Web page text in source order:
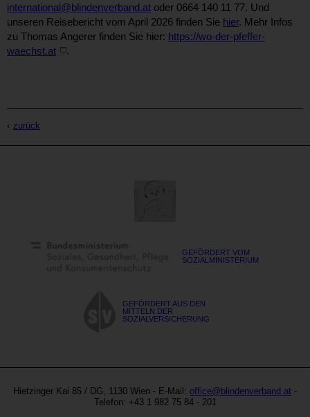
international@blindenverband.at oder 0664 140 11 77. Und
unseren Reisebericht vom April 2026 finden Sie hier. Mehr Infos
zu Thomas Angerer finden Sie hier: https://wo-der-pfeffer-
waechst.at
.
zurück
GEFÖRDERT VOM
SOZIALMINISTERIUM
GEFÖRDERT AUS DEN
MITTELN DER
SOZIALVERSICHERUNG
und
Sehbehindertenverband
Hietzinger Kai 85 / DG, 1130 Wien Austria
- E-Mail: office@blindenverband.at -
Telefon: +43 1 982 75 84 - 201